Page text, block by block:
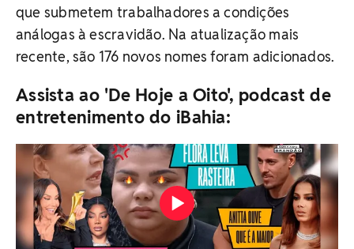
que submetem trabalhadores a condições
análogas à escravidão. Na atualização mais
recente, são 176 novos nomes foram adicionados.
Assista ao 'De Hoje a Oito', podcast de
entretenimento do iBahia: